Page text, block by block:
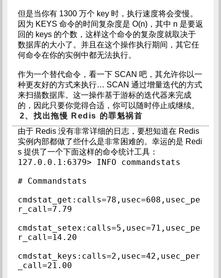
但是当你有 1300 万个 key 时，执行速度将会变慢。
因为 KEYS 命令的时间复杂度是 O(n)，其中 n 是要返
回的 keys 的个数，这样这个命令的复杂度就取决于
数据库的大小了。并且在这个操作执行期间，其它任
何命令在你的实例中都无法执行。
作为一个替代命令，看一下 SCAN 吧，其允许你以一
种更友好的方式来执行… SCAN 通过增量迭代的方式
来扫描数据库。这一操作基于游标的迭代器来完成
的，因此只要你觉得合适，你可以随时停止或继续。
2、找出拖慢 Redis 的罪魁祸首
由于 Redis 没有非常详细的日志，要想知道在 Redis
实例内部都做了些什么是非常困难的。幸运的是 Redi
s 提供了一个下面这样的命令统计工具：
127.0.0.1:6379> INFO commandstats
# Commandstats
cmdstat_get:calls=78,usec=608,usec_pe
r_call=7.79
cmdstat_setex:calls=5,usec=71,usec_pe
r_call=14.20
cmdstat_keys:calls=2,usec=42,usec_per
_call=21.00